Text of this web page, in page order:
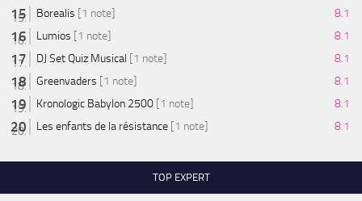
Borealis [1 note]
8.1
Lumios [1 note]
8.1
DJ Set Quiz Musical [1 note]
8.1
Greenvaders [1 note]
8.1
Kronologic Babylon 2500 [1 note]
8.1
Les enfants de la résistance [1 note] 8.1
TOP EXPERT